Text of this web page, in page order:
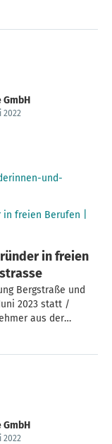
2022
und-
in freien
Bergstraße und
2023 statt /
aus der
2022